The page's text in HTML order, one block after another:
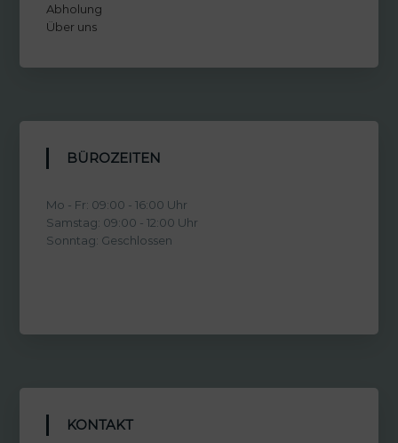
Abholung
Über uns
BÜROZEITEN
Mo - Fr: 09:00 - 16:00 Uhr
Samstag: 09:00 - 12:00 Uhr
Sonntag: Geschlossen
KONTAKT